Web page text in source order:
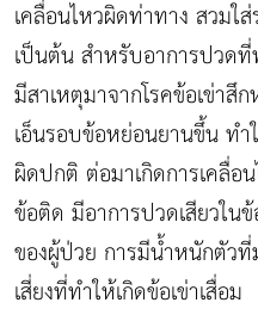
เคลื่อนไหวผิดท่าทาง สวมใ
เป็นต้น สำหรับอาการปวด
มีสาเหตุมาจากโรคข้อเข่า
เอ็นรอบข้อหย่อนยานขึ้น ท
ผิดปกติ ต่อมาเกิดการเคลื่อ
ข้อติด มีอาการปวดเสียวใน
ของผู้ป่วย การมีน้ำหนักตัว
เสี่ยงที่ทำให้เกิดข้อเข่าเสื่อม